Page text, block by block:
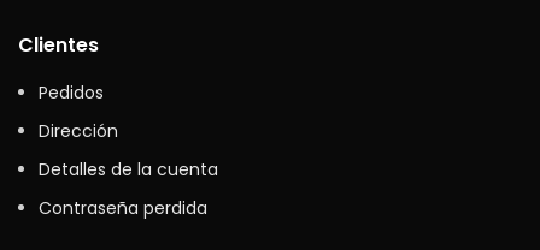
Clientes
Pedidos
Dirección
Detalles de la cuenta
Contraseña perdida